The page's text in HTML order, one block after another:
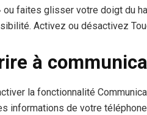
ou faites glisser votre doigt du
Activez ou désactivez
à
la fonctionnalité
informations de votre